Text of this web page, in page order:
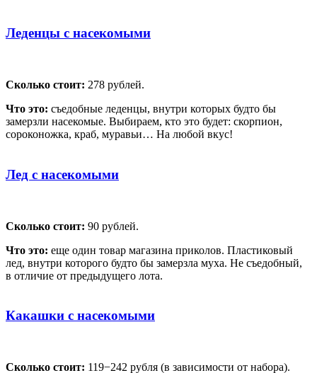
Леденцы с насекомыми
Сколько стоит: 278 рублей.
Что это: съедобные леденцы, внутри которых будто бы
замерзли насекомые. Выбираем, кто это будет: скорпион,
сороконожка, краб, муравьи… На любой вкус!
Лед с насекомыми
Сколько стоит: 90 рублей.
Что это: еще один товар магазина приколов. Пластиковый
лед, внутри которого будто бы замерзла муха. Не съедобный,
в отличие от предыдущего лота.
Какашки с насекомыми
Сколько стоит: 119−242 рубля (в зависимости от набора).